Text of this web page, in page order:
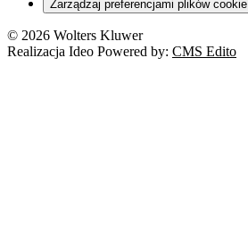
Zarządzaj preferencjami plików cookie
© 2026 Wolters Kluwer
Realizacja Ideo Powered by: CMS Edito